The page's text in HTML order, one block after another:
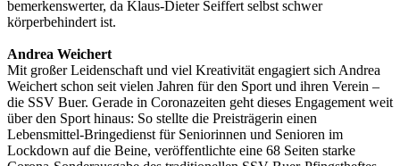
bemerkenswerter, da Klaus-Dieter Seiffert selbst schwer
körperbehindert ist.
Andrea Weichert
Mit großer Leidenschaft und viel Kreativität engagiert sich Andrea
Weichert schon seit vielen Jahren für den Sport und ihren Verein –
die SSV Buer. Gerade in Coronazeiten geht dieses Engagement weit
über den Sport hinaus: So stellte die Preisträgerin einen
Lebensmittel-Bringedienst für Seniorinnen und Senioren im
Lockdown auf die Beine, veröffentlichte eine 68 Seiten starke